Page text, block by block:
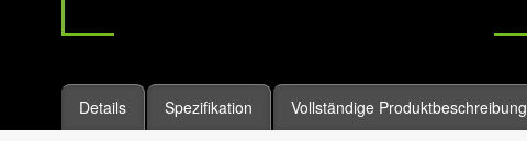
Details Spezifikation Vollständige Produktbeschreibung